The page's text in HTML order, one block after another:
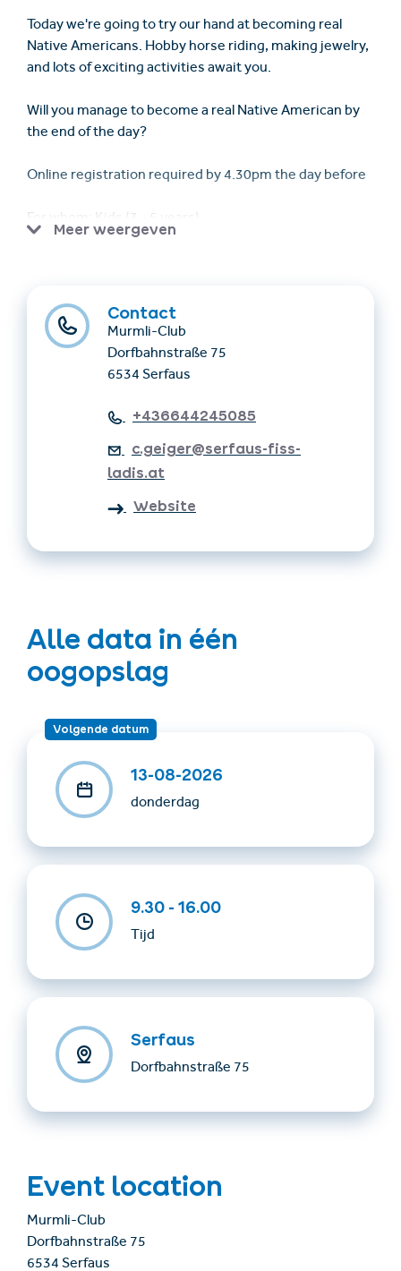
Contact
Murmli-Club
Dorfbahnstraße 75
6534 Serfaus
+436644245085
c.geiger@serfaus-fiss-
ladis.at
Website
Today we're going to try our hand at becoming real
Native Americans. Hobby horse riding, making jewelry,
and lots of exciting activities await you.
Will you manage to become a real Native American by
the end of the day?
Online registration required by 4.30pm the day before
Meeting point & pickup: for all activities at Murmli Club
at the cable car valley station below the PlayIN.
Summer. Card.
Costs: free of Charge
To take with you: Food and plenty of drinks, sturdy
Meer weergeven
Alle data in één
oogopslag
Volgende datum
13-08-2026
donderdag
9.30 - 16.00
Tijd
Serfaus
Dorfbahnstraße 75
Event location
Murmli-Club
Dorfbahnstraße 75
6534 Serfaus